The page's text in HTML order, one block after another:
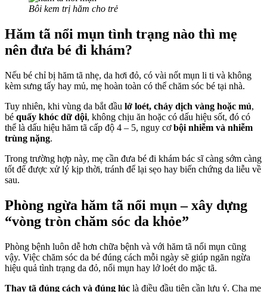
Bôi kem trị hăm cho trẻ
Hăm tã nổi mụn tình trạng nào thì mẹ
nên đưa bé đi khám?
Nếu bé chỉ bị hăm tã nhẹ, da hơi đỏ, có vài nốt mụn li ti và không
kèm sưng tấy hay mủ, mẹ hoàn toàn có thể chăm sóc bé tại nhà.
Tuy nhiên, khi vùng da bắt đầu lở loét, chảy dịch vàng hoặc mủ,
bé quấy khóc dữ dội, không chịu ăn hoặc có dấu hiệu sốt, đó có
thể là dấu hiệu hăm tã cấp độ 4 – 5, nguy cơbội nhiễm và nhiễm
trùng nặng.
Trong trường hợp này, mẹ cần đưa bé đi khám bác sĩ càng sớm càng
tốt để được xử lý kịp thời, tránh để lại sẹo hay biến chứng da liễu về
sau.
Phòng ngừa hăm tã nổi mụn – xây dựng
“vòng tròn chăm sóc da khỏe”
Phòng bệnh luôn dễ hơn chữa bệnh và với hăm tã nổi mụn cũng
vậy. Việc chăm sóc da bé đúng cách mỗi ngày sẽ giúp ngăn ngừa
hiệu quả tình trạng da đỏ, nổi mụn hay lở loét do mặc tã.
Thay tã đúng cách và đúng lúc là điều đầu tiên cần lưu ý. Cha mẹ